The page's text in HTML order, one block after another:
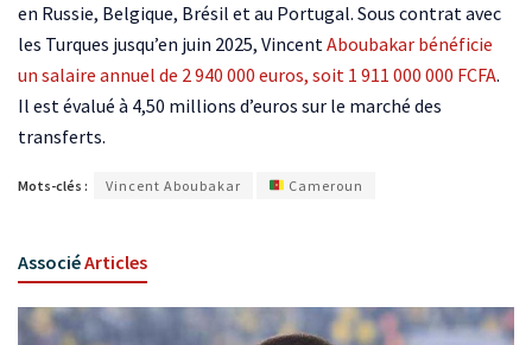
en Russie, Belgique, Brésil et au Portugal. Sous contrat avec
les Turques jusqu’en juin 2025, VincentAboubakar bénéficie
un salaire annuel de 2 940 000 euros, soit 1 911 000 000 FCFA.
Il est évalué à 4,50 millions d’euros sur le marché des
transferts.
Mots-clés : Vincent Aboubakar Cameroun
AssociéArticles